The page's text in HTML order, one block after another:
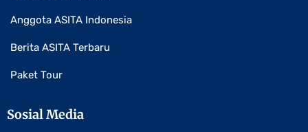
Anggota ASITA Indonesia
Berita ASITA Terbaru
Paket Tour
Sosial Media